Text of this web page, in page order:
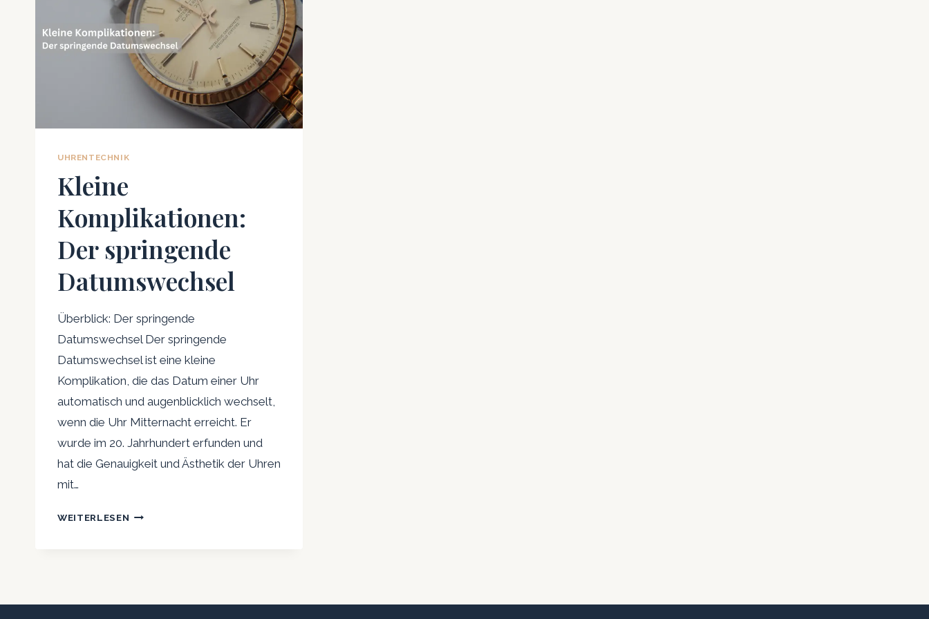
UHRENTECHNIK
Kleine
Komplikationen:
Der springende
Datumswechsel
Überblick: Der springende
Datumswechsel Der springende
Datumswechsel ist eine kleine
Komplikation, die das Datum einer Uhr
automatisch und augenblicklich wechselt,
wenn die Uhr Mitternacht erreicht. Er
wurde im 20. Jahrhundert erfunden und
hat die Genauigkeit und Ästhetik der Uhren
mit…
WEITERLESEN KLEINE